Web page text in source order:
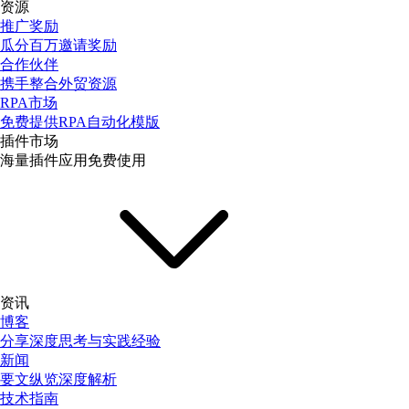
资源
推广奖励
瓜分百万邀请奖励
合作伙伴
携手整合外贸资源
RPA市场
免费提供RPA自动化模版
插件市场
海量插件应用免费使用
资讯
博客
分享深度思考与实践经验
新闻
要文纵览深度解析
技术指南